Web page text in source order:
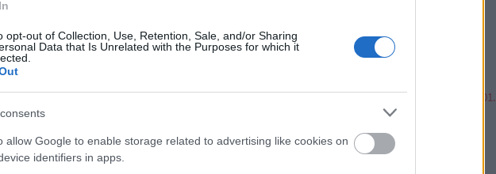
opt-out of Collection, Use, Retention, Sale, and/or Sharing
Data that Is Unrelated with the Purposes for which it
allow Google to enable storage related to advertising like cookies on
identifiers in apps.
mértékének alakulását is. A kutatások kimutatták, hogy
es értékekhez képest. A támadási próbálkozások
átlagosan másodpercenként 20 kísérletet jelent.
Pintér Zsolt @Mp3Pintyo
A Vírusok Varázslatos Világa 01.
VVV 04.
VVV 05.